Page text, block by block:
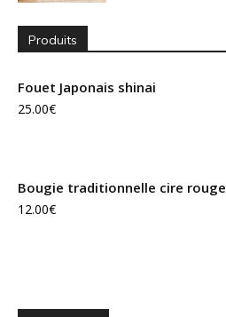
Produits
Fouet Japonais shinai
25.00€
Bougie traditionnelle cire rouge
12.00€